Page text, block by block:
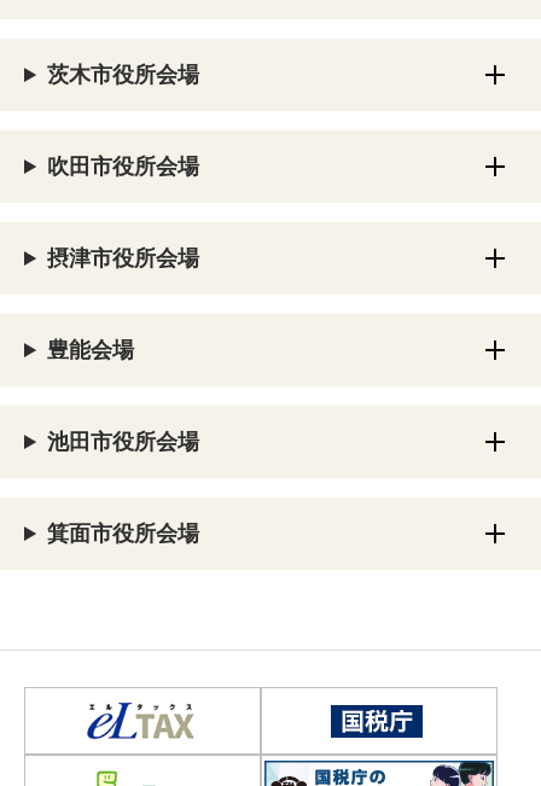
茨木市役所会場
吹田市役所会場
摂津市役所会場
豊能会場
池田市役所会場
箕面市役所会場